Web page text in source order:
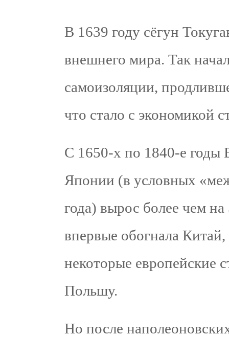
В 1639 году сёгун
внешнего мира. Так
самоизоляции,
что стало с экономикой
С 1650-х по 1840-е годы
Японии (в условных
года) вырос более чем
впервые обогнала
некоторые европейские
Польшу.
Но после